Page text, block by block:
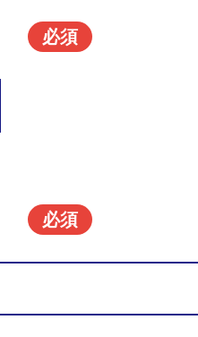
必須
必須